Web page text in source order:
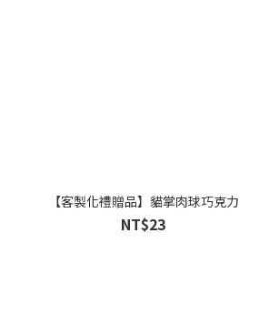
【客製化禮贈品】貓掌肉球巧克力
NT$23